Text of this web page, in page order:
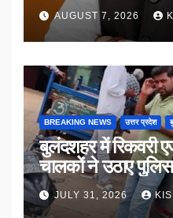
AUGUST 7, 2026
BREAKING NEWS उत्तर प्रदेश
बुलंदशहर में रिकवरी एजेंटों की
चालकों ने उठाए
JULY 31, 2026